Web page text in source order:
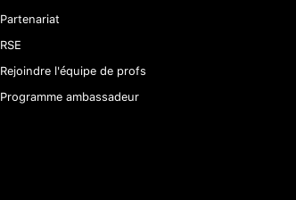
Partenariat
RSE
Rejoindre l'équipe de profs
Programme ambassadeur